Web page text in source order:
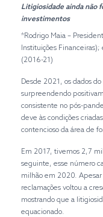
Litigiosidade ainda não
investimentos
*Rodrigo Maia –
Instituições
(2016-21)
Desde 2021, os dados
surpreendendo
consistente no pós-
deve às condições
contencioso da área de
Em 2017, tivemos 2,7
seguinte, esse número
milhão em 2020.
reclamações voltou a
mostrando que a
equacionado.